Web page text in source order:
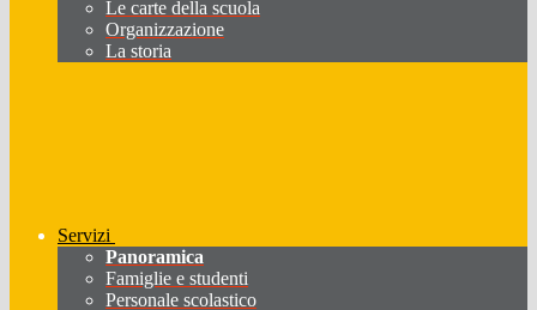
Le carte della scuola
Organizzazione
La storia
Servizi
Panoramica
Famiglie e studenti
Personale scolastico